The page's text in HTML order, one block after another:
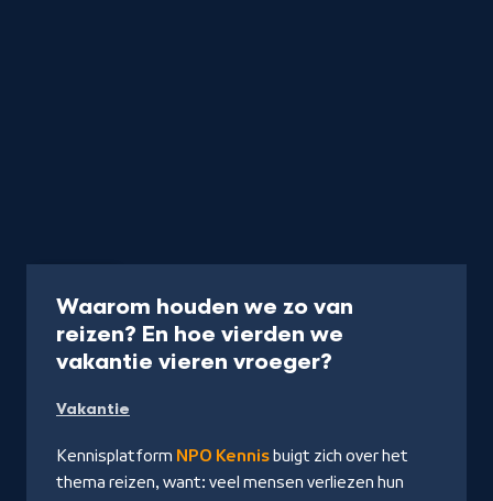
Waarom houden we zo van
reizen? En hoe vierden we
vakantie vieren vroeger?
Kennis
Vakantie
Kennisplatform NPO Kennisbuigt zich over het
thema reizen, want: veel mensen verliezen hun